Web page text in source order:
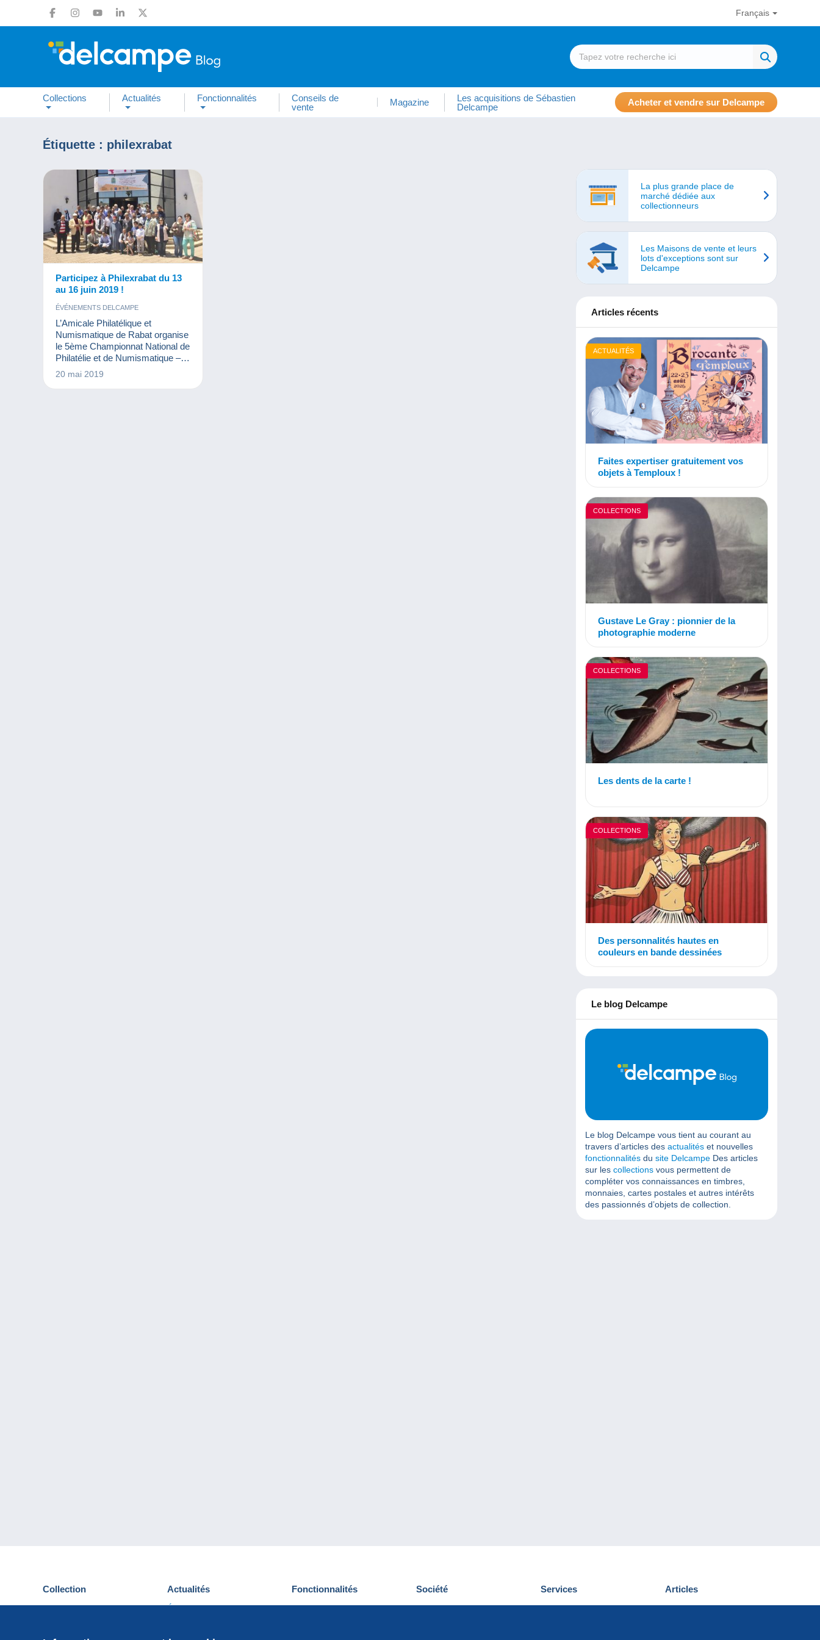
Français
Collections Actualités Fonctionnalités
Conseils de
vente
Magazine
Les acquisitions de Sébastien
Delcampe
Acheter et vendre sur Delcampe
Étiquette : philexrabat
Participez à Philexrabat du 13
au 16 juin 2019 !
ÉVÉNEMENTS DELCAMPE
L’Amicale Philatélique et
Numismatique de Rabat organise
le 5ème Championnat National de
Philatélie et de Numismatique –
PHILEXRABAT 2019.
20 mai 2019
La plus grande place de
marché dédiée aux
collectionneurs
Les Maisons de vente et leurs
lots d'exceptions sont sur
Delcampe
Articles récents
ACTUALITÉS
Faites expertiser gratuitement vos
objets à Temploux !
COLLECTIONS
Gustave Le Gray : pionnier de la
photographie moderne
COLLECTIONS
Les dents de la carte !
COLLECTIONS
Des personnalités hautes en
couleurs en bande dessinées
Le blog Delcampe
Le blog Delcampe vous tient au courant au
travers d’articles des actualités et nouvelles
fonctionnalités du site Delcampe Des articles
sur les collections vous permettent de
compléter vos connaissances en timbres,
monnaies, cartes postales et autres intérêts
des passionnés d’objets de collection.
Collection
Cartes postales
Actualités
Événements Delcampe
Fonctionnalités
Nouveautés
Société
Qui sommes-nous
Services
Découvrir Delcampe
Articles